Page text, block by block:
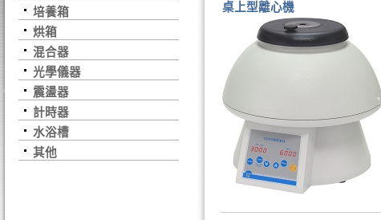
培養箱
烘箱
混合器
光學儀器
震盪器
計時器
水浴槽
其他
桌上型離心機